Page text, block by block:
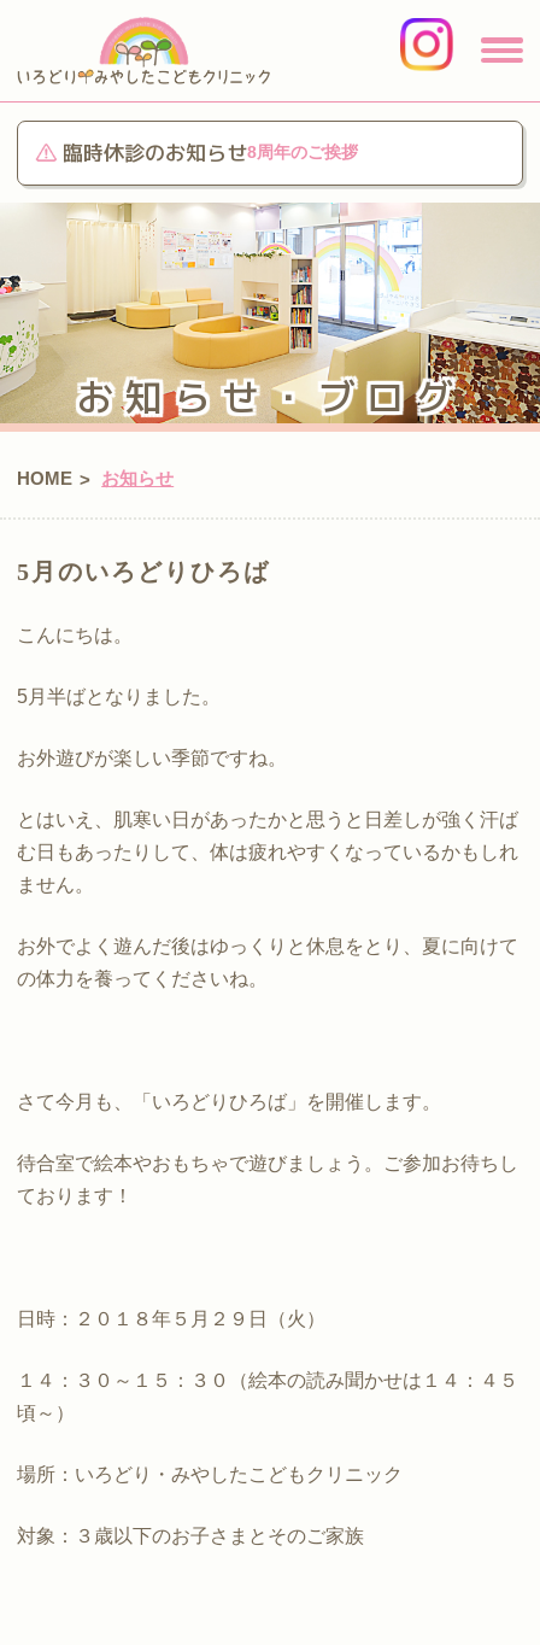
臨時休診のお知らせ8周年のご挨拶
お知らせ・ブログ
HOME > お知らせ
5月のいろどりひろば
こんにちは。
5月半ばとなりました。
お外遊びが楽しい季節ですね。
とはいえ、肌寒い日があったかと思うと日差しが強く汗ば
む日もあったりして、体は疲れやすくなっているかもしれ
ません。
お外でよく遊んだ後はゆっくりと休息をとり、夏に向けて
の体力を養ってくださいね。
さて今月も、「いろどりひろば」を開催します。
待合室で絵本やおもちゃで遊びましょう。ご参加お待ちし
ております！
日時：２０１８年５月２９日（火）
１４：３０～１５：３０（絵本の読み聞かせは１４：４５
頃～）
場所：いろどり・みやしたこどもクリニック
対象：３歳以下のお子さまとそのご家族